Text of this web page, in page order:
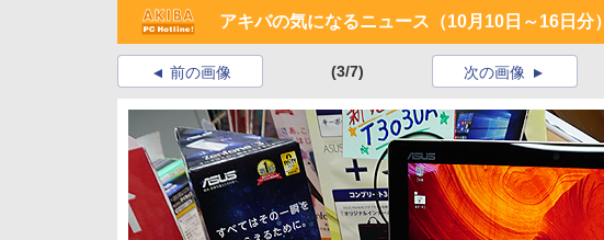
アキバの気になるニュース（10月10日～16日分）
前の画像 (3/7) 次の画像